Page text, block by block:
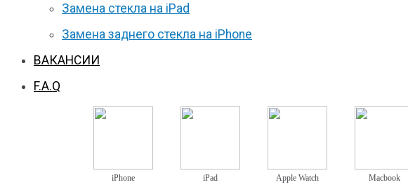
Замена стекла на iPad
Замена заднего стекла на iPhone
ВАКАНСИИ
F.A.Q
iPhone iPad Apple Watch Macbook